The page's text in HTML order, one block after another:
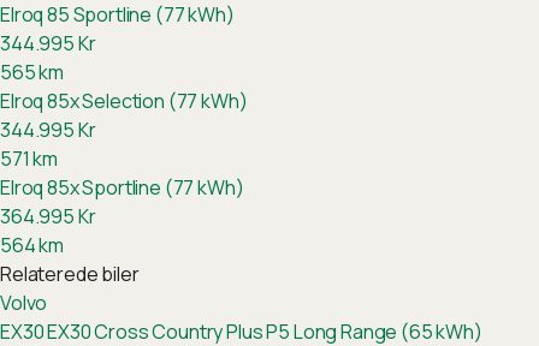
Elroq 85 Sportline (77 kWh)
344.995Kr
565km
Elroq 85x Selection (77 kWh)
344.995Kr
571km
Elroq 85x Sportline (77 kWh)
364.995Kr
564km
Relaterede biler
Volvo
EX30EX30 Cross Country Plus P5 Long Range (65 kWh)